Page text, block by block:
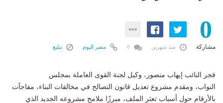
0
مشاركة منذ شهرين مصر اليوم تبليغ
فجر النائب إيهاب منصور، وكيل لجنة القوى العاملة بمجلس
النواب، ومقدم مشروع تعديل قانون التصالح في مخالفات البناء، مفاجآت
بالأرقام حول أسباب تعثر الملف، مبرزًا ملامح مشروعه الجديد الذي